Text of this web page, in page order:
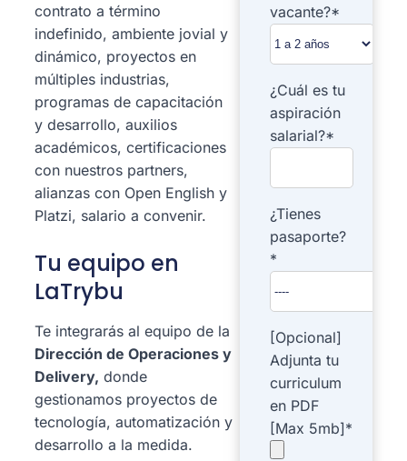
contrato a término
indefinido, ambiente jovial y
dinámico, proyectos en
múltiples industrias,
programas de capacitación
y desarrollo, auxilios
académicos, certificaciones
con nuestros partners,
alianzas con Open English y
Platzi, salario a convenir.
Tu equipo en
LaTrybu
Te integrarás al equipo de la
Dirección de Operaciones y
Delivery, donde
gestionamos proyectos de
tecnología, automatización y
desarrollo a la medida.
vacante?*
¿Cuál es tu
aspiración
salarial?*
¿Tienes
pasaporte?
*
[Opcional]
Adjunta tu
curriculum
en PDF
[Max 5mb]*